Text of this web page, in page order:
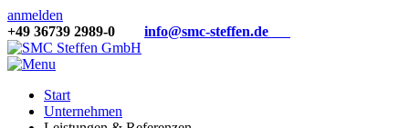
anmelden
+49 36739 2989-0 info@smc-steffen.de
Start
Unternehmen